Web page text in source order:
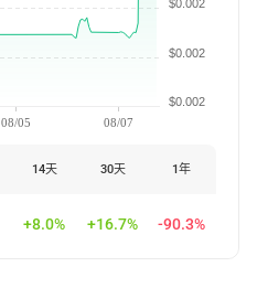
08/05 08/07
$0.002
$0.002
$0.002
14天 30天 1年
+8.0% +16.7% -90.3%